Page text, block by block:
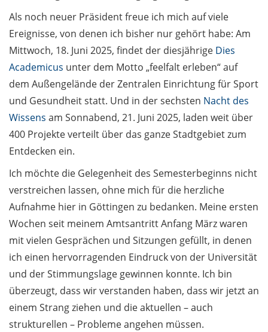
on 22 April 2025 (in
German)
Alumni Student
Garden:
Ausschreibung für
Projektideen / Call
for Project Ideas
CampusPost: „Wir
sind nicht Indiana
Jones“ (in German)
Studierende /
Students 4.2
Einstiegsabende von
Hochschulgruppen /
Introductary
evenings of
University groups
Termine Studium /
Als noch neuer Präsident freue ich mich auf viele
Ereignisse, von denen ich bisher nur gehört habe: Am
Mittwoch, 18. Juni 2025, findet der diesjährige Dies
Academicus unter dem Motto „feelfalt erleben“ auf
dem Außengelände der Zentralen Einrichtung für Sport
und Gesundheit statt. Und in der sechsten Nacht des
Wissens am Sonnabend, 21. Juni 2025, laden weit über
400 Projekte verteilt über das ganze Stadtgebiet zum
Entdecken ein.
Ich möchte die Gelegenheit des Semesterbeginns nicht
verstreichen lassen, ohne mich für die herzliche
Aufnahme hier in Göttingen zu bedanken. Meine ersten
Wochen seit meinem Amtsantritt Anfang März waren
mit vielen Gesprächen und Sitzungen gefüllt, in denen
ich einen hervorragenden Eindruck von der Universität
und der Stimmungslage gewinnen konnte. Ich bin
überzeugt, dass wir verstanden haben, dass wir jetzt an
einem Strang ziehen und die aktuellen – auch
strukturellen – Probleme angehen müssen.